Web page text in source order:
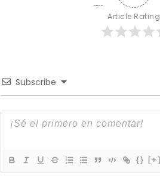
Article Rating
Subscribe
{} [+]